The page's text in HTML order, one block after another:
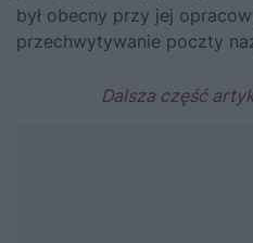
był obecny przy jej
przechwytywanie poczty